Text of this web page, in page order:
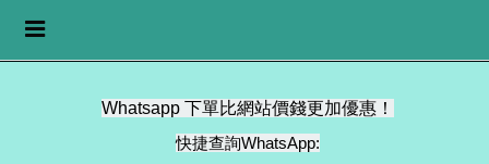
Whatsapp 下單比網站價錢更加優惠！
快捷查詢WhatsApp:
Toggle